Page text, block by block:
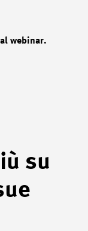
webinar.
su